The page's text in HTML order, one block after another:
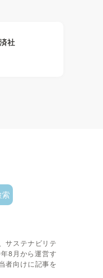
社
サステナビリテ
8月から運営す
者向けに記事を